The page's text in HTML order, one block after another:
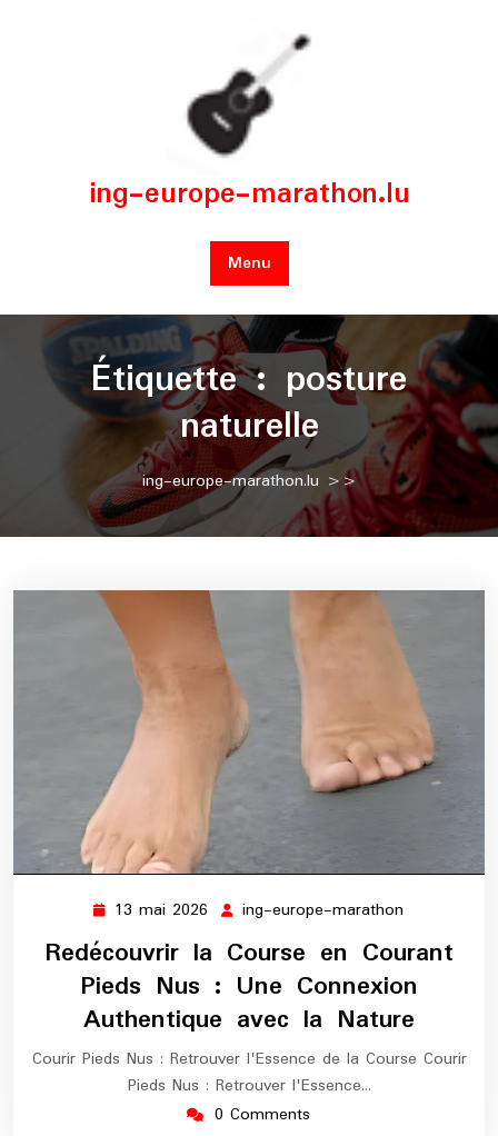
ing-europe-marathon.lu
Menu
Étiquette : posture
naturelle
ing-europe-marathon.lu >>
13 mai 2026 13
mai
2026
ing-europe-marathon
europe-
marathon
Redécouvrir la Course en Courant
Pieds Nus : Une Connexion
Authentique avec la Nature
Courir Pieds Nus : Retrouver l'Essence de la Course Courir
Pieds Nus : Retrouver l'Essence…
0 Comments